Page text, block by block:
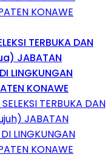
TERBUKA DAN
JABATAN
LINGKUNGAN
KONAWE